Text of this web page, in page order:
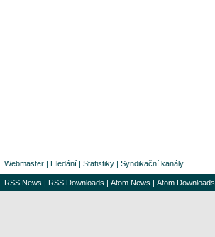
Webmaster | Hledání | Statistiky | Syndikační kanály
RSS News | RSS Downloads | Atom News | Atom Downloads